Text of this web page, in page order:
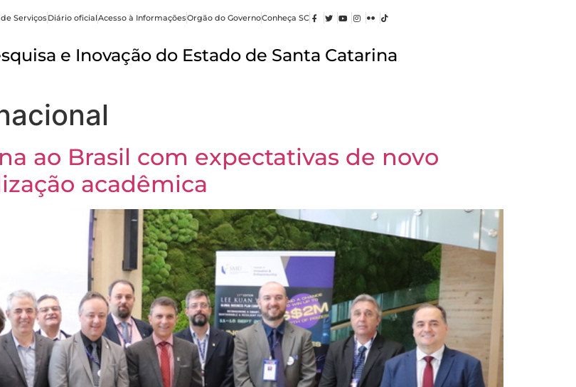
ServiçosDiário oficialAcesso à InformaçõesOrgão do GovernoConheça SC
e Inovação do Estado de Santa Catarina
ao Brasil com expectativas de novo
acadêmica